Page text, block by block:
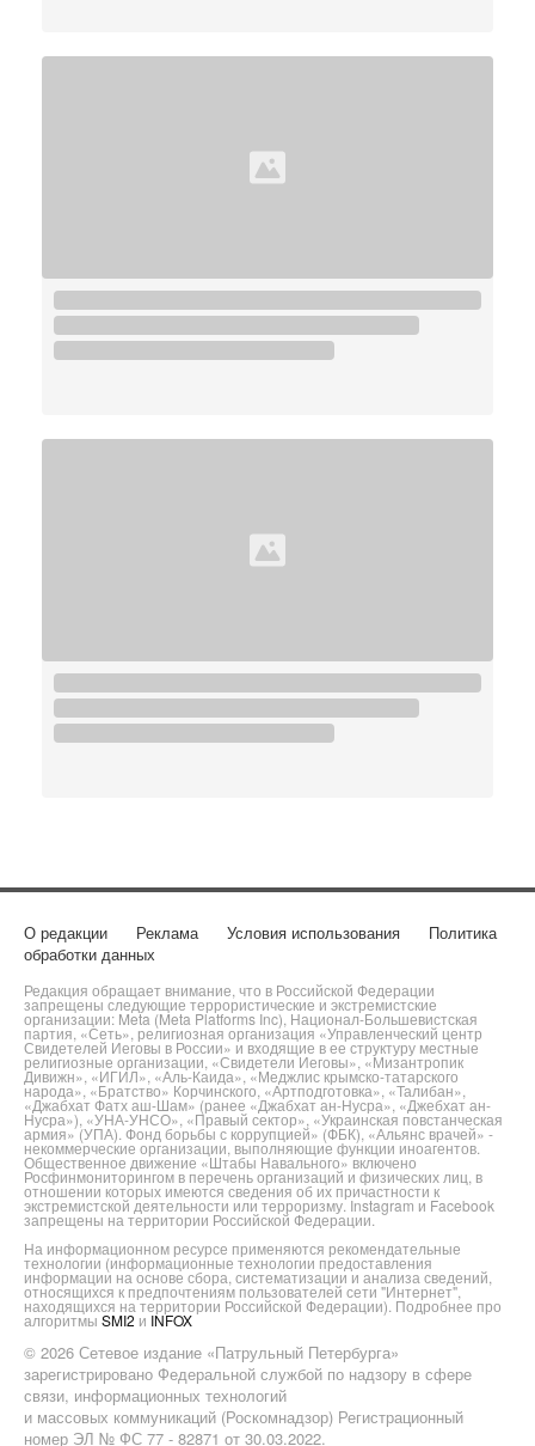
О редакции Реклама Условия использования
Политика
обработки данных
Редакция обращает внимание, что в Российской Федерации
запрещены следующие террористические и экстремистские
организации: Meta (Meta Platforms Inc), Национал-Большевистская
партия, «Сеть», религиозная организация «Управленческий центр
Свидетелей Иеговы в России» и входящие в ее структуру местные
религиозные организации, «Свидетели Иеговы», «Мизантропик
Дивижн», «ИГИЛ», «Аль-Каида», «Меджлис крымско-татарского
народа», «Братство» Корчинского, «Артподготовка», «Талибан»,
«Джабхат Фатх аш-Шам» (ранее «Джабхат ан-Нусра», «Джебхат ан-
Нусра»), «УНА-УНСО», «Правый сектор», «Украинская повстанческая
армия» (УПА). Фонд борьбы с коррупцией» (ФБК), «Альянс врачей» -
некоммерческие организации, выполняющие функции иноагентов.
Общественное движение «Штабы Навального» включено
Росфинмониторингом в перечень организаций и физических лиц, в
отношении которых имеются сведения об их причастности к
экстремистской деятельности или терроризму. Instagram и Facebook
запрещены на территории Российской Федерации.
На информационном ресурсе применяются рекомендательные
технологии (информационные технологии предоставления
информации на основе сбора, систематизации и анализа сведений,
относящихся к предпочтениям пользователей сети "Интернет",
находящихся на территории Российской Федерации). Подробнее про
алгоритмы SMI2 и INFOX
© 2026 Сетевое издание «Патрульный Петербурга»
зарегистрировано Федеральной службой по надзору в сфере
связи, информационных технологий
и массовых коммуникаций (Роскомнадзор) Регистрационный
номер ЭЛ № ФС 77 - 82871 от 30.03.2022.